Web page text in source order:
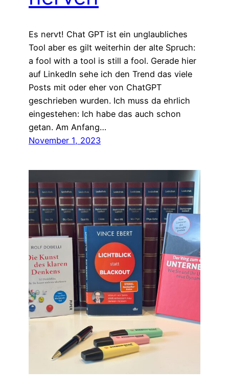
Es nervt! Chat GPT ist ein unglaubliches
Tool aber es gilt weiterhin der alte Spruch:
a fool with a tool is still a fool. Gerade hier
auf LinkedIn sehe ich den Trend das viele
Posts mit oder eher von ChatGPT
geschrieben wurden. Ich muss da ehrlich
eingestehen: Ich habe das auch schon
getan. Am Anfang…
November 1, 2023